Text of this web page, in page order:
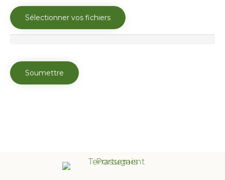
Sélectionner vos fichiers